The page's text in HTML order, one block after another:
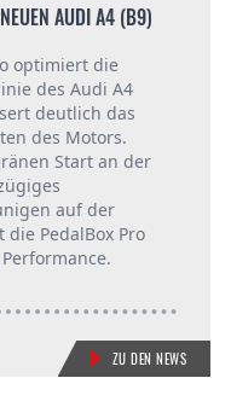
AUDI A4 (B9)
optimiert die
des Audi A4
deutlich das
des Motors.
Start an der
auf der
PedalBox Pro
ZU DEN NEWS